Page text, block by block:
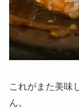
これがまた美味
ん。